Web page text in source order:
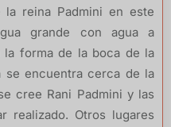
reina Padmini en este
grande con agua a
la forma de la boca de la
se encuentra cerca de la
cree Rani Padmini y las
realizado. Otros lugares